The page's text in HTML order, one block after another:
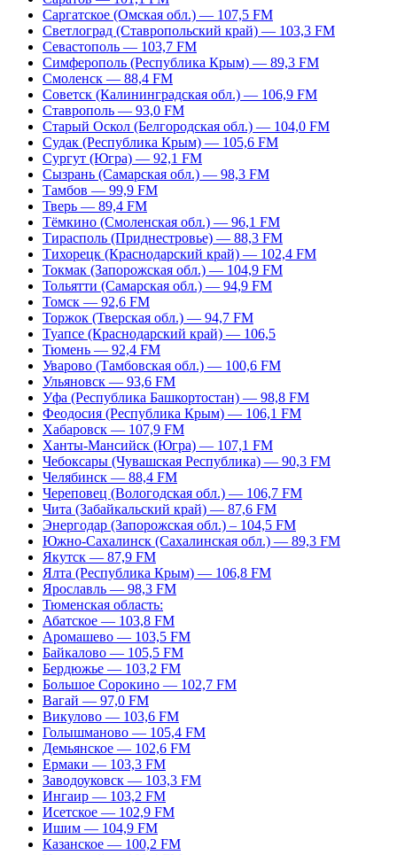
Саргатское (Омская обл.) — 107,5 FM
Светлоград (Ставропольский край) — 103,3 FM
Севастополь — 103,7 FM
Симферополь (Республика Крым) — 89,3 FM
Смоленск — 88,4 FM
Советск (Калининградская обл.) — 106,9 FM
Ставрополь — 93,0 FM
Старый Оскол (Белгородская обл.) — 104,0 FM
Судак (Республика Крым) — 105,6 FM
Сургут (Югра) — 92,1 FM
Сызрань (Самарская обл.) — 98,3 FM
Тамбов — 99,9 FM
Тверь — 89,4 FM
Тёмкино (Смоленская обл.) — 96,1 FM
Тирасполь (Приднестровье) — 88,3 FM
Тихорецк (Краснодарский край) — 102,4 FM
Токмак (Запорожская обл.) — 104,9 FM
Тольятти (Самарская обл.) — 94,9 FM
Томск — 92,6 FM
Торжок (Тверская обл.) — 94,7 FM
Туапсе (Краснодарский край) — 106,5
Тюмень — 92,4 FM
Уварово (Тамбовская обл.) — 100,6 FM
Ульяновск — 93,6 FM
Уфа (Республика Башкортостан) — 98,8 FM
Феодосия (Республика Крым) — 106,1 FM
Хабаровск — 107,9 FM
Ханты-Мансийск (Югра) — 107,1 FM
Чебоксары (Чувашская Республика) — 90,3 FM
Челябинск — 88,4 FM
Череповец (Вологодская обл.) — 106,7 FM
Чита (Забайкальский край) — 87,6 FM
Энергодар (Запорожская обл.) – 104,5 FM
Южно-Сахалинск (Сахалинская обл.) — 89,3 FM
Якутск — 87,9 FM
Ялта (Республика Крым) — 106,8 FM
Ярославль — 98,3 FM
Тюменская область:
Абатское — 103,8 FM
Аромашево — 103,5 FM
Байкалово — 105,5 FM
Бердюжье — 103,2 FM
Большое Сорокино — 102,7 FM
Вагай — 97,0 FM
Викулово — 103,6 FM
Голышманово — 105,4 FM
Демьянское — 102,6 FM
Ермаки — 103,3 FM
Заводоуковск — 103,3 FM
Ингаир — 103,2 FM
Исетское — 102,9 FM
Ишим — 104,9 FM
Казанское — 100,2 FM